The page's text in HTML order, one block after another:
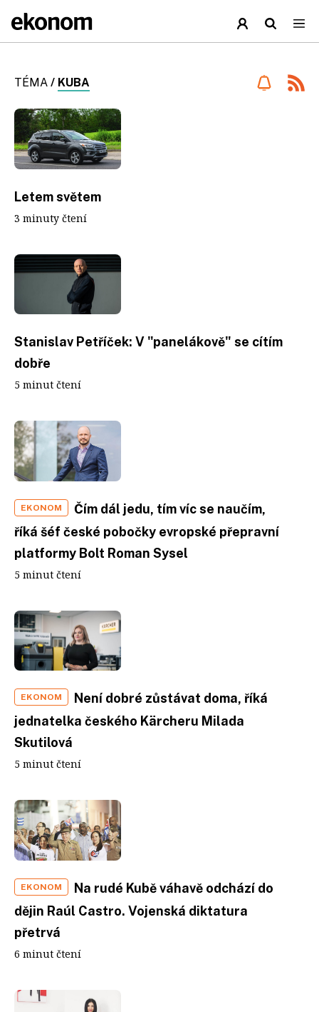
TÉMA / KUBA
Letem světem
3 minuty čtení
Stanislav Petříček: V "panelákově" se cítím
dobře
5 minut čtení
EKONOM
Čím dál jedu, tím víc se naučím,
říká šéf české pobočky evropské přepravní
platformy Bolt Roman Sysel
5 minut čtení
EKONOM
Není dobré zůstávat doma, říká
jednatelka českého Kärcheru Milada
Skutilová
5 minut čtení
EKONOM
Na rudé Kubě váhavě odchází do
dějin Raúl Castro. Vojenská diktatura
přetrvá
6 minut čtení